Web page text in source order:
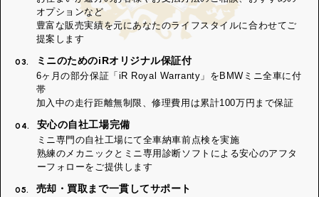
オプションなど
豊富な販売実績を元にあなたのライフスタイルに合わせてご
提案します
03. ミニのためのiRオリジナル保証付
6ヶ月の部分保証「iR Royal Warranty」をBMWミニ全車に付
帯
加入中の走行距離無制限、修理費用は累計100万円まで保証
04. 安心の自社工場完備
ミニ専門の自社工場にて全車納車前点検を実施
熟練のメカニックとミニ専用診断ソフトによる安心のアフタ
ーフォローをご提供します
05. 売却・買取まで一貫してサポート